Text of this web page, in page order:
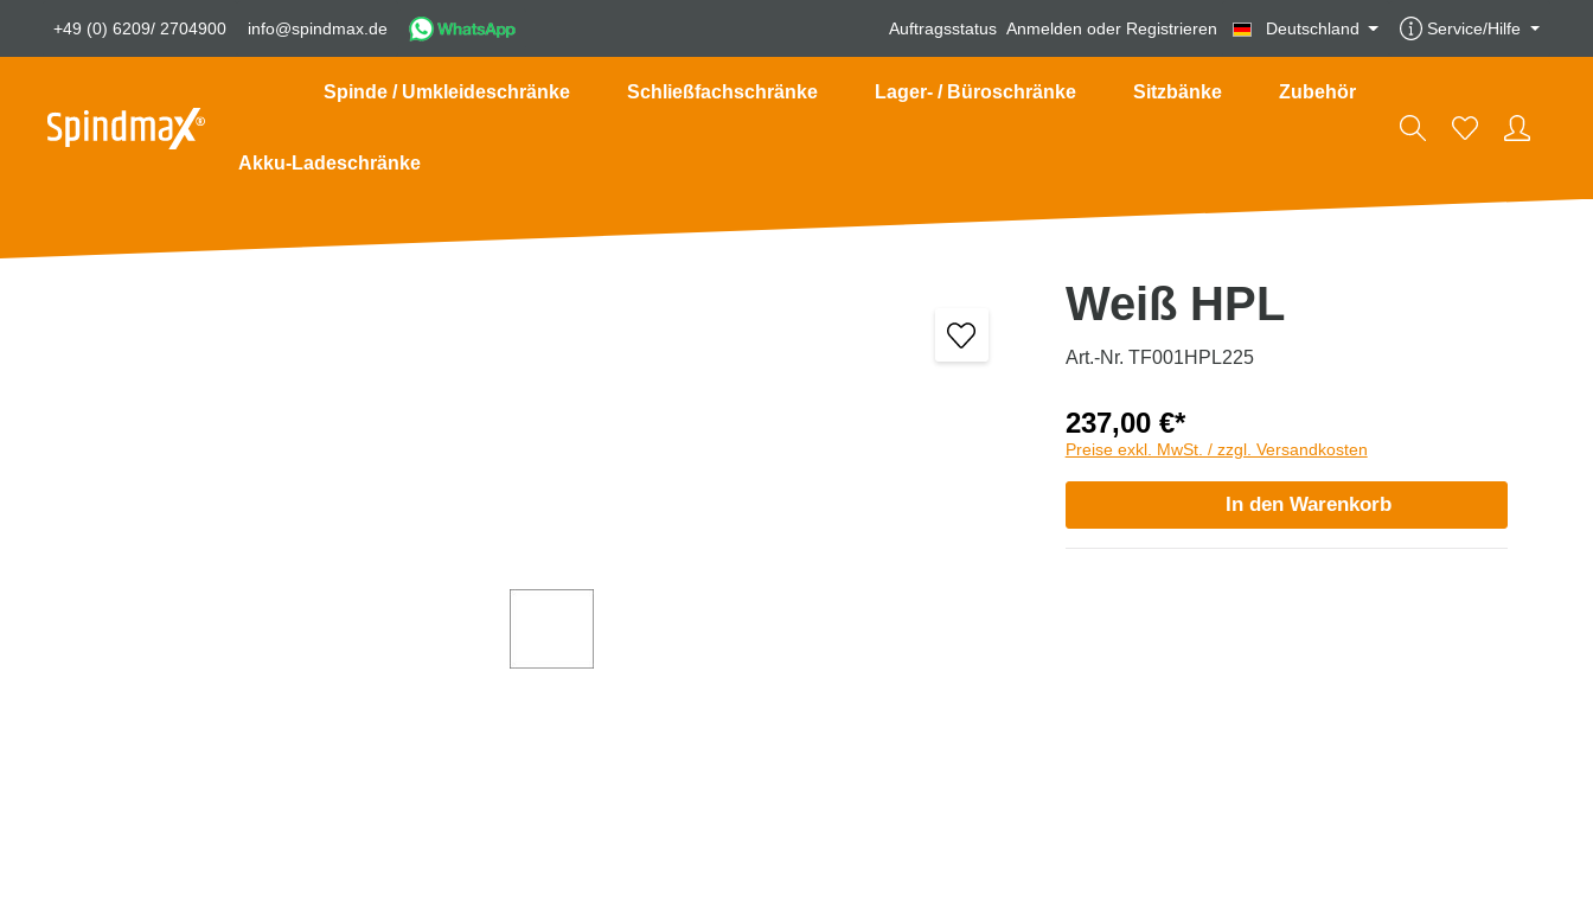
+49 (0) 6209/ 2704900 info@spindmax.de Auftragsstatus Anmelden oder Registrieren Deutschland Service/Hilfe
Spinde / Umkleideschränke Schließfachschränke Lager- / Büroschränke Sitzbänke Zubehör
Akku-Ladeschränke
Weiß HPL
Art.-Nr. TF001HPL225
237,00 €*
Preise exkl. MwSt. / zzgl. Versandkosten
In den Warenkorb